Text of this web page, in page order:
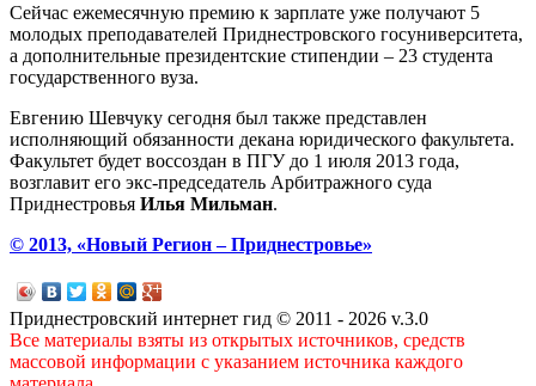
Сейчас ежемесячную премию к зарплате уже получают 5
молодых преподавателей Приднестровского госуниверситета,
а дополнительные президентские стипендии – 23 студента
государственного вуза.
Евгению Шевчуку сегодня был также представлен
исполняющий обязанности декана юридического факультета.
Факультет будет воссоздан в ПГУ до 1 июля 2013 года,
возглавит его экс-председатель Арбитражного суда
Приднестровья Илья Мильман.
© 2013, «Новый Регион – Приднестровье»
Приднестровский интернет гид © 2011 - 2026 v.3.0
Все материалы взяты из открытых источников, средств
массовой информации с указанием источника каждого